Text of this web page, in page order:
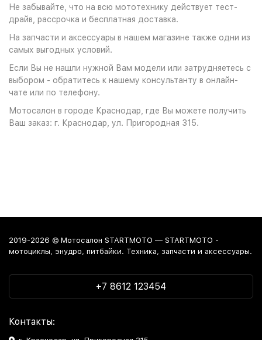
Не забывайте, что на всю мототехнику действует тест-
драйв, рассрочка и бесплатная доставка.
На запчасти и аксессуары в нашем магазине также одни из
самых выгодных условий.
Если Вы не нашли нужной Вам модели или затрудняетесь с
выбором - обратитесь к нашему консультанту в онлайн-
чате или по телефону.
Мотосалон в городе Краснодар, где Вы можете получить
Ваш заказ: г. Краснодар, ул. Пригородная 315.
2019-2026 © Мотосалон STARTMOTO — STARTMOTO -
мотоциклы, энудро, питбайки. Техника, запчасти и аксессуары.
+7 8612 123454
Контакты: